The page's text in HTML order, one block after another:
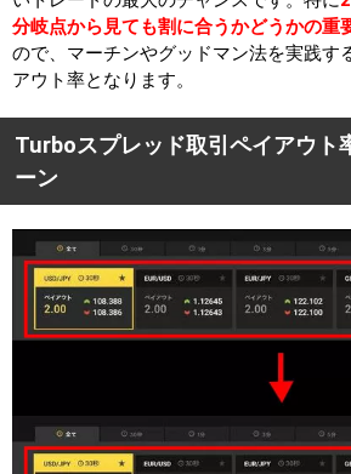
分岐点から見ても割に合うかどうかの重
ので、マーチンやグッドマン法を実践す
アウト率となります。
Turboスプレッド取引ペイアウト
ーン